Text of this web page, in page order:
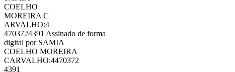
COELHO
MOREIRA C
ARVALHO:4
4703724391 Assinado de forma
digital por SAMIA
COELHO MOREIRA
CARVALHO:4470372
4391